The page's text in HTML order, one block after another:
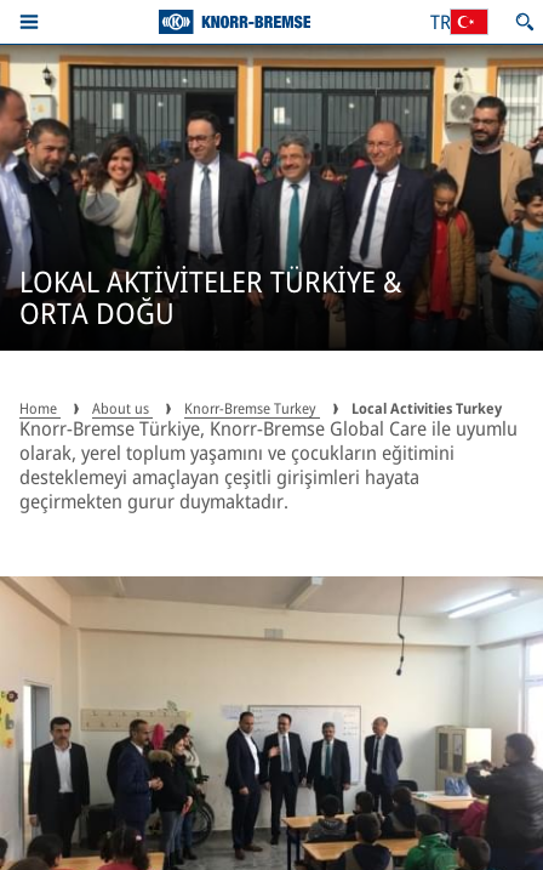
TR
LOKAL AKTİVİTELER TÜRKİYE &
ORTA DOĞU
Home About us Knorr-Bremse Turkey Local Activities Turkey
Knorr-Bremse Türkiye, Knorr-Bremse Global Care ile uyumlu
olarak, yerel toplum yaşamını ve çocukların eğitimini
desteklemeyi amaçlayan çeşitli girişimleri hayata
geçirmekten gurur duymaktadır.